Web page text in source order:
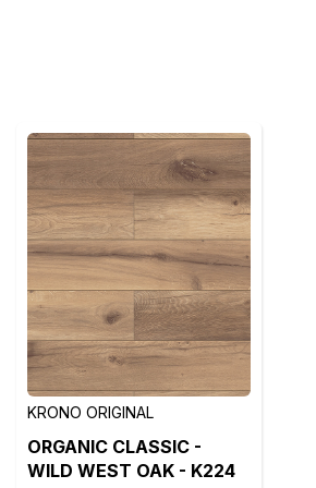
KRONO ORIGINAL
ORGANIC CLASSIC -
WILD WEST OAK - K224